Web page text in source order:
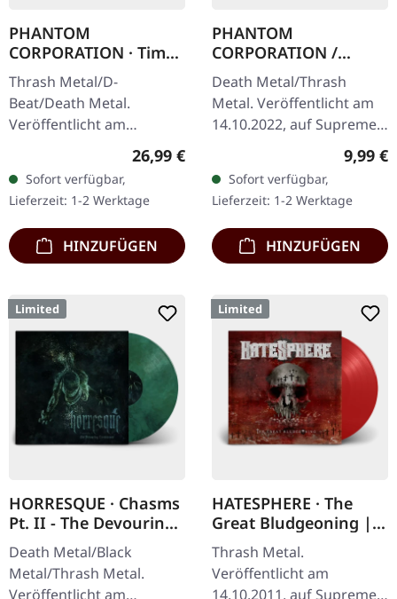
PHANTOM
CORPORATION · Time
And Tide | ORANGE
MARBLED LP
Thrash Metal/D-
Beat/Death Metal.
Veröffentlicht am
12.12.2025, auf Supreme
Chaos Records. Orange
marmoriertes Vinyl mit
Insert. Limitiert auf 150…
Regulärer Preis:
26,99 €
Sofort verfügbar,
Lieferzeit: 1-2 Werktage
HINZUFÜGEN
PHANTOM
CORPORATION /
HARROWED · Split |
DIGIPAK CD
Death Metal/Thrash
Metal. Veröffentlicht am
14.10.2022, auf Supreme
Chaos Records. Wende-
DigiPak mit je einer Band
auf einer Seite und 8-
seitigem…
9,99 €
Sofort verfügbar,
Lieferzeit: 1-2 Werktage
HINZUFÜGEN
Limited
HORRESQUE · Chasms
Pt. II - The Devouring
Exorbitance |
MARBLED LP
Death Metal/Black
Metal/Thrash Metal.
Veröffentlicht am
Limited
HATESPHERE · The
Great Bludgeoning |
TRANSPARENT RED LP
Thrash Metal.
Veröffentlicht am
14.10.2011, auf Supreme